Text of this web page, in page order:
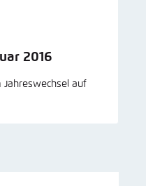
2016
Jahreswechsel auf